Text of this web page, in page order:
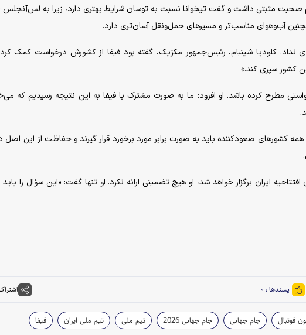
صحبت مثبتی داشت و گفت تیخوانا نسبت به توسان شرایط بهتری دارد، زیرا به
آب‌وهوای مناسب‌تر و مسیرهای حمل‌ونقل آسان‌تری دارد.
نداد. کلودیا شینبام، رئیس‌جمهور مکزیک، گفته بود فیفا از کشورش درخواست کمک
کشور سپری کند.»
مطرح کرده باشد. او افزود: ما به صورت مشترک با فیفا به این نتیجه رسیدیم که
کشورهای صعودکننده باید به صورت برابر مورد برخورد قرار گیرند و حفاظت از این اصل
ایران برگزار خواهد شد، او هیچ تضمینی ارائه نکرد. او تنها گفت: «این سؤال را باید
پسندها : ۰
فوتبال جام جهانی جام جهانی 2026 تیم ملی تیم ملی ایران
فیفا